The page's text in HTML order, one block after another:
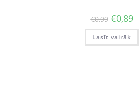
€0,99 €0,89
Lasīt vairāk